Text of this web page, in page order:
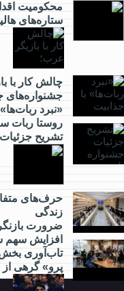
محکومیت
ستاره‌های
چالش کار با
جشنواره‌های
«نبرد
روستا ربات
تشریح
حرف‌های
زندگی
از
کارآفرینی
چه خبر؟
ضرورت
افزایش سهم
تاب‌آوری
پرو» گرهی از
از
از
مدارس
دانشگاه